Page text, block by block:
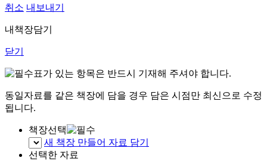
취소 내보내기
내책장담기
닫기
표가 있는 항목은 반드시 기재해 주셔야 합니다.
동일자료를 같은 책장에 담을 경우 담은 시점만 최신으로 수정
됩니다.
책장선택
새 책장 만들어 자료 담기
선택한 자료